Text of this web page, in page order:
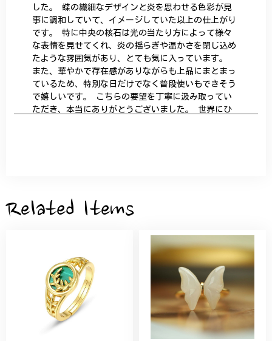
した。 蝶の繊細なデザインと炎を思わせる色彩が見
事に調和していて、イメージしていた以上の仕上がり
です。 特に中央の核石は光の当たり方によって様々
な表情を見せてくれ、炎の揺らぎや温かさを閉じ込め
たような雰囲気があり、とても気に入っています。
また、華やかで存在感がありながらも上品にまとまっ
ているため、特別な日だけでなく普段使いもできそう
で嬉しいです。 こちらの要望を丁寧に汲み取ってい
ただき、本当にありがとうございました。 世界にひ
桃の花のブローチ プレゼント シルバー C002
2025/09/19
こちらの要望にもスムーズにお応えいただき、無事に
商品を受け取れました。 ありがとうございました。
Related Items